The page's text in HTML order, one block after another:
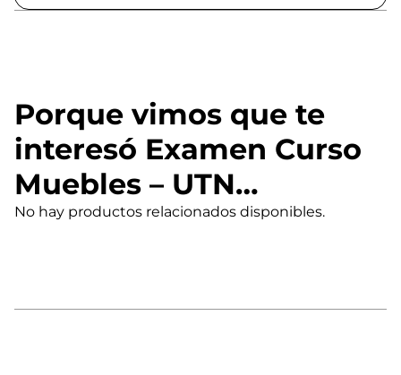
Porque vimos que te
interesó Examen Curso
Muebles – UTN…
No hay productos relacionados disponibles.